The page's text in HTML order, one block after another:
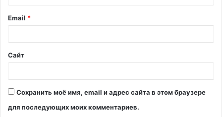
Email *
Сайт
Сохранить моё имя, email и адрес сайта в этом браузере
для последующих моих комментариев.